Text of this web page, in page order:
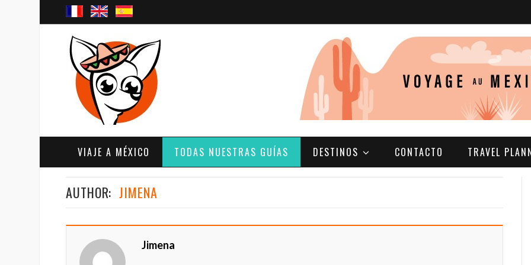
VIAJE A MÉXICO TODAS NUESTRAS GUÍAS DESTINOS CONTACTO TRAVEL
AUTHOR: JIMENA
Jimena